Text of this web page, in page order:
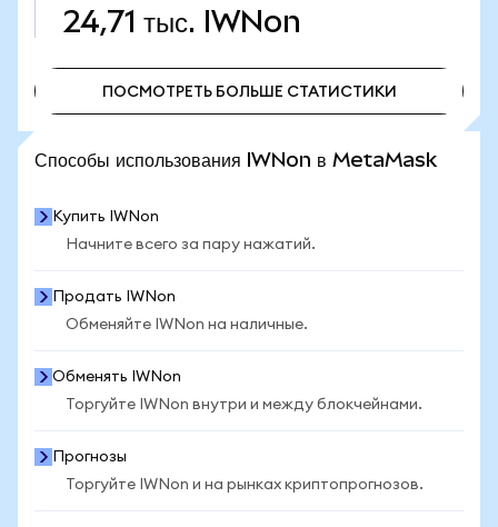
24,71 тыс. IWNon
ПОСМОТРЕТЬ БОЛЬШЕ СТАТИСТИКИ
Способы использования IWNon в MetaMask
Купить IWNon
Начните всего за пару нажатий.
Продать IWNon
Обменяйте IWNon на наличные.
Обменять IWNon
Торгуйте IWNon внутри и между блокчейнами.
Прогнозы
Торгуйте IWNon и на рынках криптопрогнозов.